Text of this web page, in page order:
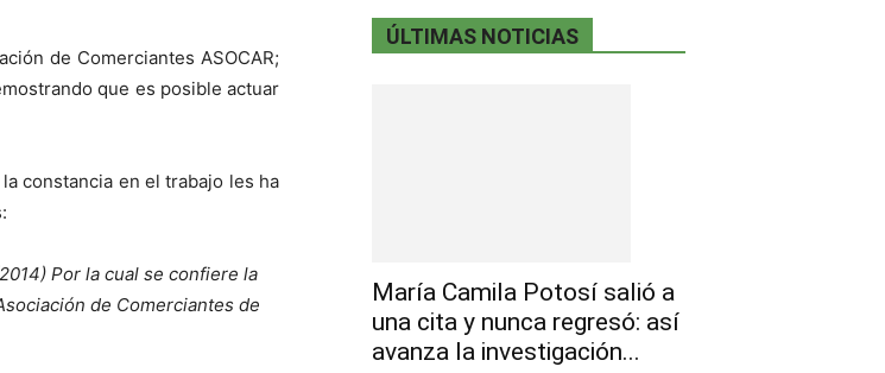
de Comerciantes ASOCAR;
que es posible actuar
constancia en el trabajo les ha
Por la cual se confiere la
de Comerciantes de
ÚLTIMAS NOTICIAS
María Camila Potosí salió a
una cita y nunca regresó: así
avanza la investigación...